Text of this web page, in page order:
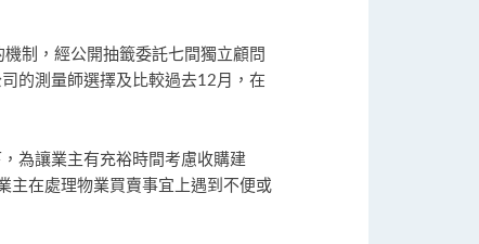
制，經公開抽籤委託七間獨立顧問
的測量師選擇及比較過去12月，在
為讓業主有充裕時間考慮收購建
主在處理物業買賣事宜上遇到不便或